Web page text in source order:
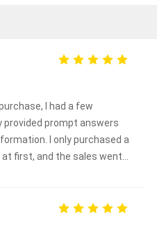
I had a few
provided prompt answers
I only purchased a
first, and the sales went